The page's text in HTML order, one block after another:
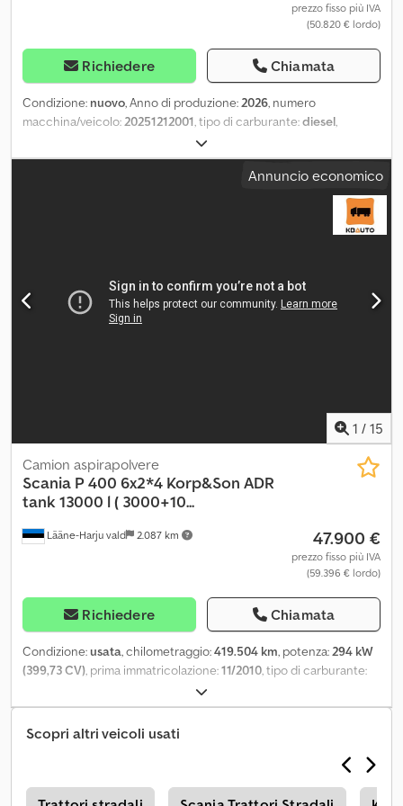
prezzo fisso più IVA
(50.820 € lordo)
Richiedere Chiamata
Condizione: nuovo, Anno di produzione: 2026, numero
macchina/veicolo: 20251212001 , tipo di carburante:diesel
Scania DC09 072A 02-12
accessori = - Batteria - Quadro di controllo - Tetto in acciaio -
Serbatoio = Ulteriori informazioni = Dcodjy Uq Dcjpfx Amzok
Destinazione d'uso: Edilizia Peso a vuoto: 3.665 kg Potenza
generatore: 300 kVA Dimensioni vano di carico: 391 x 150 x 217 cm
Marcatura CE: sì Capacità serbatoio acqua: 480 l Paese di
Annuncio economico
1 / 15
Lääne-Harju vald 2.087 km
Camion aspirapolvere
Scania P 400 6x2*4 Korp&Son ADR
tank 13000 l ( 3000+10...
47.900 €
prezzo fisso più IVA
(59.396 € lordo)
Richiedere Chiamata
Condizione:usata, chilometraggio:419.504 km, potenza:294 kW
(399,73 CV), prima immatricolazione:11/2010, tipo di carburante:
, configurazione degli assi:6x2
diesel, tipo di ingranaggio:automatico, classe di emissione:Euro
5, sospensione: acciaio-aria, lunghezza totale:
larghezza totale:
differenziale, chiusura centralizzata, computer di bordo,
controllo della velocità di crociera, regolazione elettrica dei
Scopri altri veicoli usati